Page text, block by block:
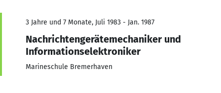
3 Jahre und 7 Monate, Juli 1983 - Jan. 1987
Nachrichtengerätemechaniker und
Informationselektroniker
Marineschule Bremerhaven